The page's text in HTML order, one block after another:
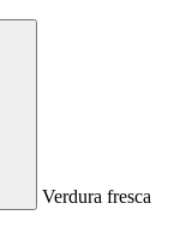
Verdura fresca